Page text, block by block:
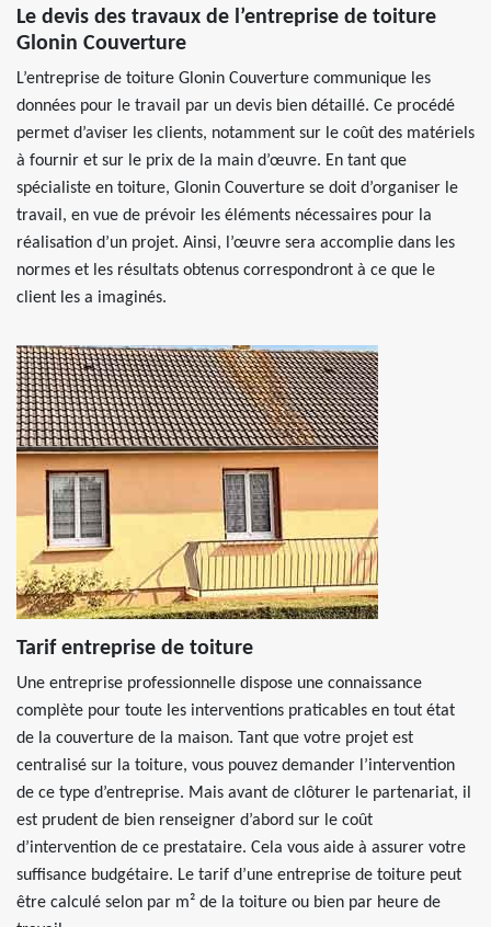
Le devis des travaux de l’entreprise de toiture
Glonin Couverture
L’entreprise de toiture Glonin Couverture communique les
données pour le travail par un devis bien détaillé. Ce procédé
permet d’aviser les clients, notamment sur le coût des matériels
à fournir et sur le prix de la main d’œuvre. En tant que
spécialiste en toiture, Glonin Couverture se doit d’organiser le
travail, en vue de prévoir les éléments nécessaires pour la
réalisation d’un projet. Ainsi, l’œuvre sera accomplie dans les
normes et les résultats obtenus correspondront à ce que le
client les a imaginés.
Tarif entreprise de toiture
Une entreprise professionnelle dispose une connaissance
complète pour toute les interventions praticables en tout état
de la couverture de la maison. Tant que votre projet est
centralisé sur la toiture, vous pouvez demander l’intervention
de ce type d’entreprise. Mais avant de clôturer le partenariat, il
est prudent de bien renseigner d’abord sur le coût
d’intervention de ce prestataire. Cela vous aide à assurer votre
suffisance budgétaire. Le tarif d’une entreprise de toiture peut
être calculé selon par m² de la toiture ou bien par heure de